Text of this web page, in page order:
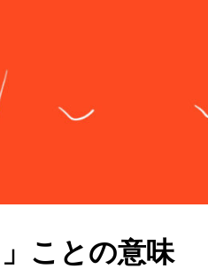
ことの意味